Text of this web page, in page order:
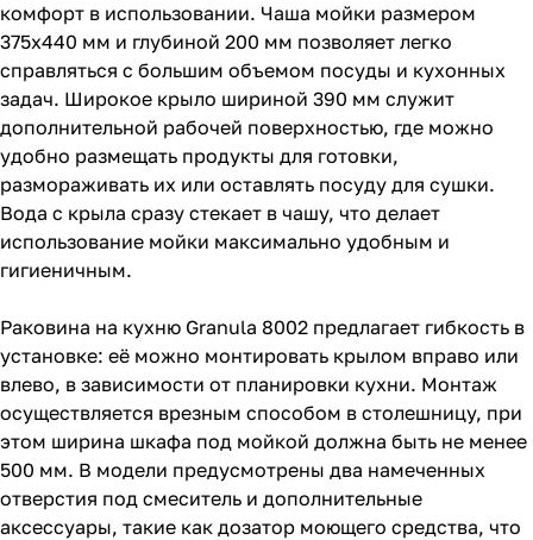
комфорт в использовании. Чаша мойки размером
375x440 мм и глубиной 200 мм позволяет легко
справляться с большим объемом посуды и кухонных
задач. Широкое крыло шириной 390 мм служит
дополнительной рабочей поверхностью, где можно
удобно размещать продукты для готовки,
размораживать их или оставлять посуду для сушки.
Вода с крыла сразу стекает в чашу, что делает
использование мойки максимально удобным и
гигиеничным.
Раковина на кухню Granula 8002 предлагает гибкость в
установке: её можно монтировать крылом вправо или
влево, в зависимости от планировки кухни. Монтаж
осуществляется врезным способом в столешницу, при
этом ширина шкафа под мойкой должна быть не менее
500 мм. В модели предусмотрены два намеченных
отверстия под смеситель и дополнительные
аксессуары, такие как дозатор моющего средства, что